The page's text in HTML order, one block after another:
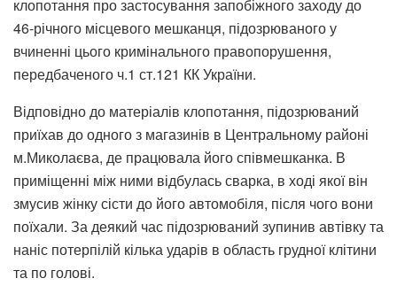
клопотання про застосування запобіжного заходу до
46-річного місцевого мешканця, підозрюваного у
вчиненні цього кримінального правопорушення,
передбаченого ч.1 ст.121 КК України.
Відповідно до матеріалів клопотання, підозрюваний
приїхав до одного з магазинів в Центральному районі
м.Миколаєва, де працювала його співмешканка. В
приміщенні між ними відбулась сварка, в ході якої він
змусив жінку сісти до його автомобіля, після чого вони
поїхали. За деякий час підозрюваний зупинив автівку та
наніс потерпілій кілька ударів в область грудної клітини
та по голові.